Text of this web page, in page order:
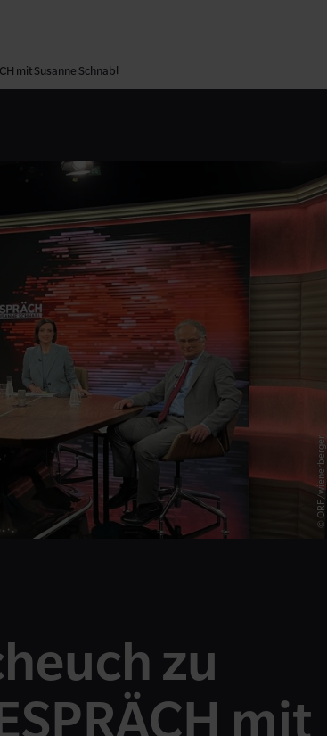
mit Susanne Schnabl
© ORF/wienerberger
zu
mit